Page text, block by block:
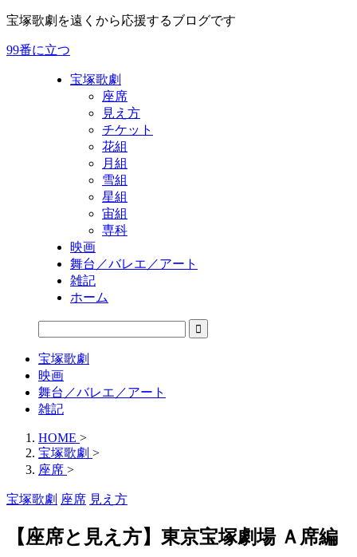
宝塚歌劇を遠くから応援するブログです
99番に立つ
宝塚歌劇
座席
見え方
チケット
花組
月組
雪組
星組
宙組
専科
映画
舞台／バレエ／アート
雑記
ホーム
宝塚歌劇
映画
舞台／バレエ／アート
雑記
HOME >
宝塚歌劇 >
座席 >
宝塚歌劇 座席 見え方
【座席と見え方】東京宝塚劇場 Ａ席編